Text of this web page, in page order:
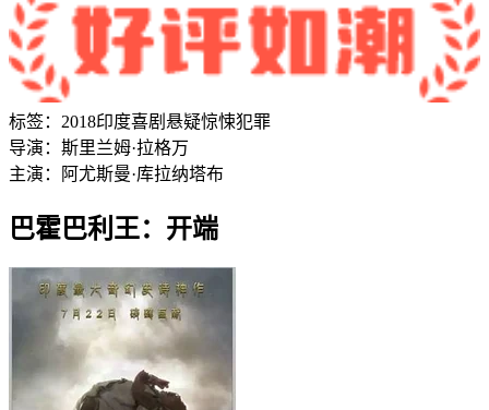
标签： 2018印度喜剧 悬疑惊悚犯罪
导演： 斯里兰姆·拉格万
主演：
阿尤斯曼·库拉纳塔布
巴霍巴利王：开端